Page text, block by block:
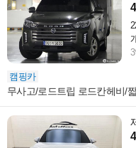
캠핑카
무사고/로드트립 로드칸헤비/